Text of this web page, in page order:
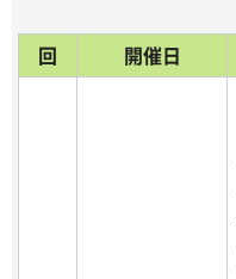
回 開催日